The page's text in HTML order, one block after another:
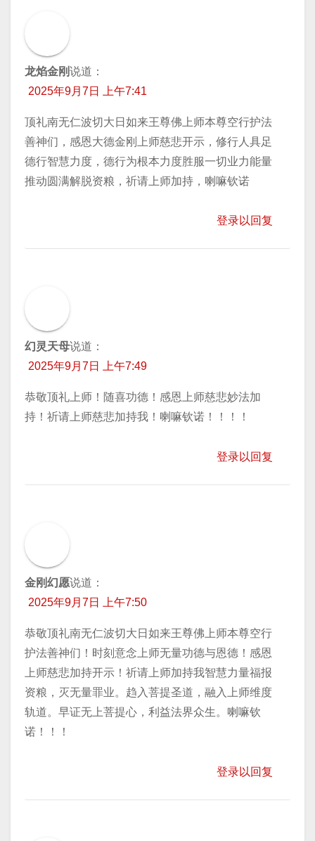
龙焰金刚说道：
2025年9月7日 上午7:41
顶礼南无仁波切大日如来王尊佛上师本尊空行护法
善神们，感恩大德金刚上师慈悲开示，修行人具足
德行智慧力度，德行为根本力度胜服一切业力能量
推动圆满解脱资粮，祈请上师加持，喇嘛钦诺
登录以回复
幻灵天母说道：
2025年9月7日 上午7:49
恭敬顶礼上师！随喜功德！感恩上师慈悲妙法加
持！祈请上师慈悲加持我！喇嘛钦诺！！！！
登录以回复
金刚幻愿说道：
2025年9月7日 上午7:50
恭敬顶礼南无仁波切大日如来王尊佛上师本尊空行
护法善神们！时刻意念上师无量功德与恩德！感恩
上师慈悲加持开示！祈请上师加持我智慧力量福报
资粮，灭无量罪业。趋入菩提圣道，融入上师维度
轨道。早证无上菩提心，利益法界众生。喇嘛钦
诺！！！
登录以回复